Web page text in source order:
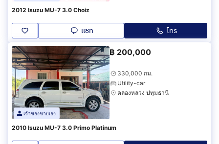
2012 Isuzu MU-7 3.0 Choiz
แชท โทร
เจ้าของขายเอง
฿ 200,000
330,000 กม.
Utility-car
คลองหลวง ปทุมธานี
2010 Isuzu MU-7 3.0 Primo Platinum